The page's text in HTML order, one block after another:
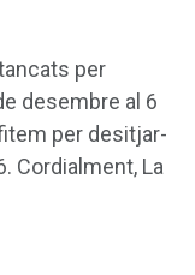
per
desembre al 6
per desitjar-
Cordialment, La